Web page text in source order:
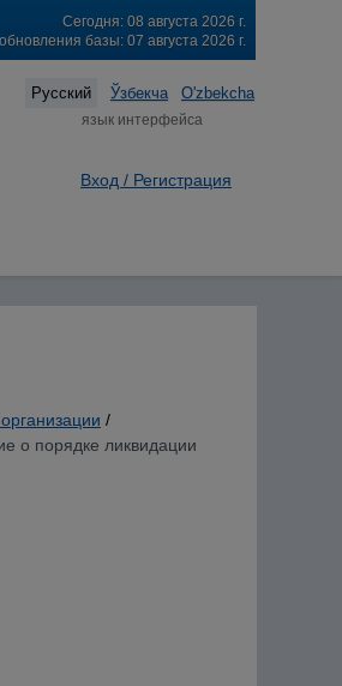
Сегодня: 08 августа 2026 г.
базы: 07 августа 2026 г.
Русский Ўзбекча O'zbekcha
язык интерфейса
Вход / Регистрация
/
о порядке ликвидации